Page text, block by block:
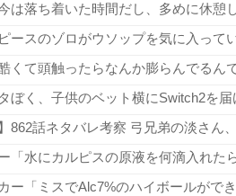
は落ち着いた時間だし、多めに休憩
ースのゾロがウソップを気に入って
くて頭触ったらなんか膨らんでるん
ぼく、子供のベット横にSwitch2を
862話ネタバレ考察 弓兄弟の淡さん
「水にカルピスの原液を何滴入れた
カー「ミスでAlc7%のハイボールがで